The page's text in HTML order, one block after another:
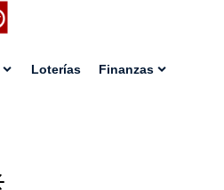
Loterías Finanzas